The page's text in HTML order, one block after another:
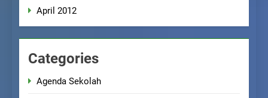
April 2012
Categories
Agenda Sekolah